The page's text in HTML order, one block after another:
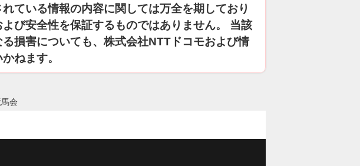
ている情報の内容に関しては万全を期しており
び安全性を保証するものではありません。 当該
損害についても、株式会社NTTドコモおよび情
ねます。
会